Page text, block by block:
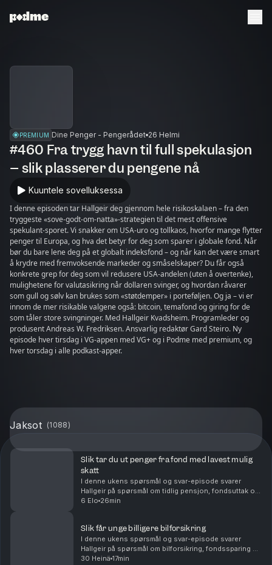
PREMIUM Dine Penger - Pengerådet 26 Helmi
#460 Fra trygg havn til full spekulasjon
– slik plasserer du pengene nå
Kuuntele sovelluksessa
I denne episoden tar Hallgeir deg gjennom hele risikoskalaen – fra den
tryggeste «sove-godt-om-natta»-strategien til det mest offensive
spekulant-sporet. Vi snakker om USA-uro og tollkaos, hvorfor mange flytter
penger til Europa, og hva det betyr for deg som sparer i globale fond. Når
bør du bare lene deg på et globalt indeksfond – og når kan det være smart
å krydre med fremvoksende markeder og småselskaper? Du får også
konkrete grep for deg som vil redusere USA-andelen (uten å overtenke),
mulighetene for valutasikring når dollaren svinger, og hvordan råvarer
som gull og sølv kan brukes som «støtdemper» i porteføljen. Og ja – vi er
innom de mer risikable valgene også: bitcoin, temafond og giring for de
som tåler store svingninger. Med Hallgeir Kvadsheim. Programleder og
produsent Andreas W. Fredriksen. Ansvarlig redaktør Gard Steiro. Ny
episode hver tirsdag i VG-appen med VG+ og i Podme med premium, og
hver torsdag i alle podkast-apper.
Jaksot (1088)
Slik tar du ut penger fra fond med lavest mulig
skatt
I denne ukens spørsmål og svar-episode svarer
Hallgeir på spørsmål om tidlig pensjon, fondsuttak og
langsiktig sparing. Du får blant annet høre om: Hvor
6 Elo 26min
Slik får unge billigere bilforsikring
I denne ukens spørsmål og svar-episode svarer
Hallgeir på spørsmål om bilforsikring, fondssparing og
familieøkonomi. Du får blant annet høre om: Hvordan
30 Heinä 17min